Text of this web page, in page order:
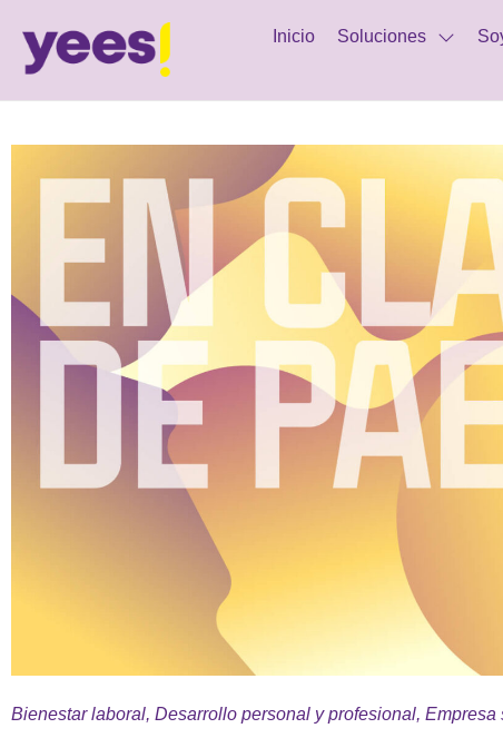
Inicio Soluciones
Bienestar laboral, Desarrollo personal y profesional, Empresa